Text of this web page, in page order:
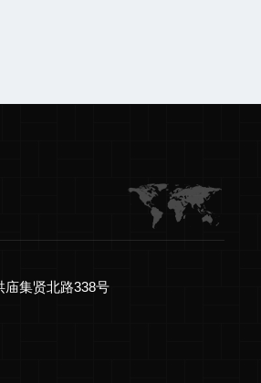
庙集贤北路338号